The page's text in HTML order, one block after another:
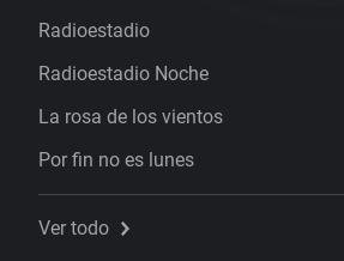
Radioestadio
Radioestadio Noche
La rosa de los vientos
Por fin no es lunes
Ver todo